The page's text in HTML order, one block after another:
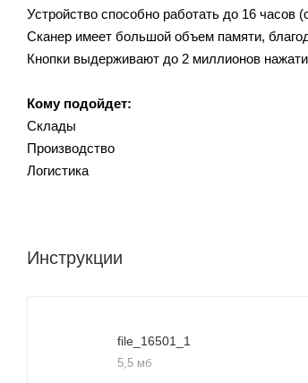
Устройство способно работать до 16 часов
Сканер имеет большой объем памяти,
Кнопки выдерживают до 2 миллионов
Кому подойдет:
Склады
Производство
Логистика
Инструкции
file_16501_1
5,5 мб